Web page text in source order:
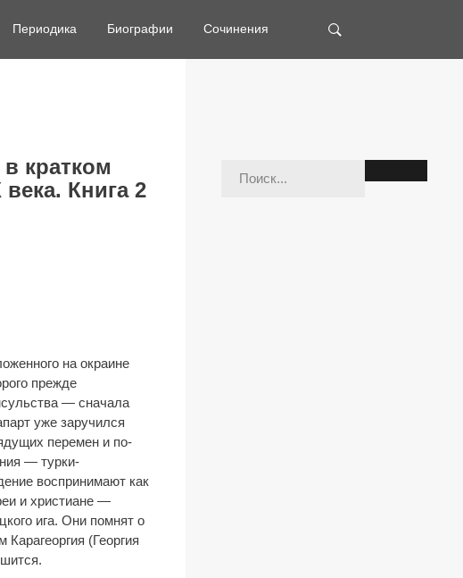
Периодика Биографии Сочинения
кратком
Книга 2
на окраине
прежде
— сначала
уже заручился
перемен и по-
— турки-
воспринимают как
и христиане —
ига. Они помнят о
(Георгия